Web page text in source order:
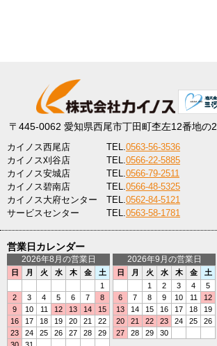
〒445-0062 愛知県西尾市丁田町杢左12番地の2
カイノス西尾店 TEL.0563-56-3536
カイノス刈谷店
TEL.0566-22-5885
カイノス安城店
TEL.0566-79-2511
カイノス碧南店
TEL.0566-48-5325
カイノス大府センター
TEL.0562-84-5121
サービスセンター
TEL.0563-58-1781
営業日カレンダー
2026年8月の営業日
日 月 火 水 木 金
土
1
2
3 4 5 6 7
8
9
10 11 12 13 14
15
16
17 18 19 20 21
22
23
24 25 26 27 28
29
2026年9月の営業日
日 月 火 水 木 金
土
1
2 3 4
5
6
7 8 9 10 11
12
13
14 15 16 17 18
19
20
21 22 23 24 25
26
27
28 29 30